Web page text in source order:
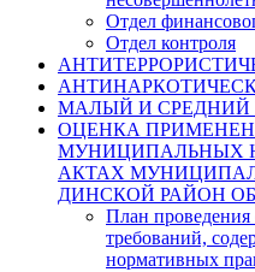
Отдел
Отдел контроля
МАЛЫЙ И СРЕДНИЙ
ОЦЕНКА
МУНИЦИПАЛЬНЫХ
АКТАХ
ДИНСКОЙ РАЙОН
План проведения
требований,
нормативных